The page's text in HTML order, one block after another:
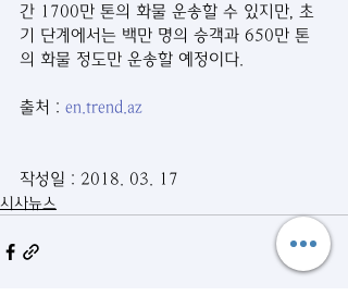
간 1700만 톤의 화물 운송할 수 있지만, 초
기 단계에서는 백만 명의 승객과 650만 톤
의 화물 정도만 운송할 예정이다.
출처 : en.trend.az
작성일 : 2018. 03. 17
시사뉴스